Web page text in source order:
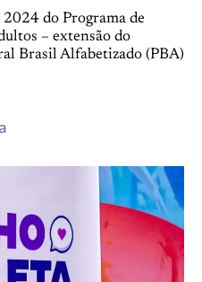
2024 do Programa de
– extensão do
Brasil Alfabetizado (PBA)